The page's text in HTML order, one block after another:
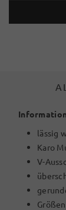
lässig
Karo
V-